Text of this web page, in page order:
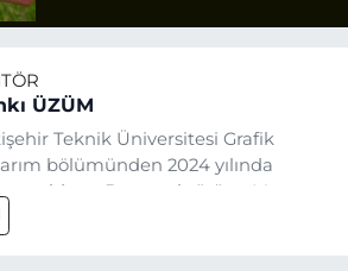
ÜZÜM
Teknik Üniversitesi Grafik
bölümünden 2024 yılında
oldum. Basın sektörüne Mayıs
Eskişehir Haber Ajansı ile adım